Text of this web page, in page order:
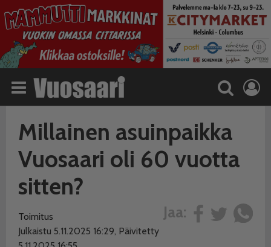
Millainen asuinpaikka
Vuosaari oli 60 vuotta
sitten?
Jaa:
Toimitus
Julkaistu 5.11.2025 16:29, Päivitetty